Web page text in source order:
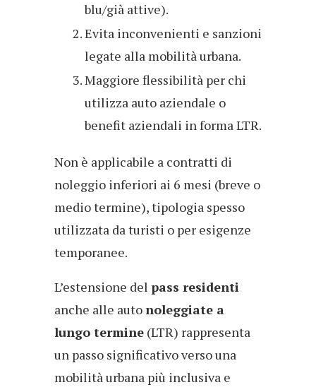
blu/già attive).
Evita inconvenienti e sanzioni
legate alla mobilità urbana.
Maggiore flessibilità per chi
utilizza auto aziendale o
benefit aziendali in forma LTR.
Non è applicabile a contratti di
noleggio inferiori ai 6 mesi (breve o
medio termine), tipologia spesso
utilizzata da turisti o per esigenze
temporanee.
L’estensione del pass residenti
anche alle autonoleggiate a
lungo termine (LTR) rappresenta
un passo significativo verso una
mobilità urbana più inclusiva e